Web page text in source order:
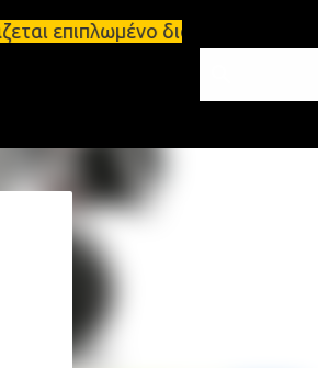
επιπλωμένο